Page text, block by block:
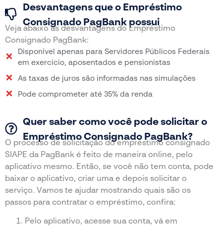
Desvantagens que o Empréstimo
Consignado PagBank possui
Veja abaixo as desvantagens do Empréstimo
Consignado PagBank:
Disponível apenas para Servidores Públicos Federais
em exercício, aposentados e pensionistas
As taxas de juros são informadas nas simulações
Pode comprometer até 35% da renda
Quer saber como você pode solicitar o
Empréstimo Consignado PagBank?
O processo de solicitação do empréstimo consignado
SIAPE da PagBank é feito de maneira online, pelo
aplicativo mesmo. Então, se você não tem conta, pode
baixar o aplicativo, criar uma e depois solicitar o
serviço. Vamos te ajudar mostrando quais são os
passos para contratar o empréstimo, confira:
Pelo aplicativo, acesse sua conta, vá em